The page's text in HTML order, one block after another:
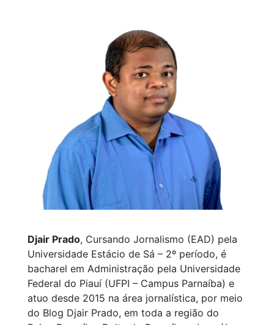
Djair Prado, Cursando Jornalismo (EAD) pela
Universidade Estácio de Sá – 2º período, é
bacharel em Administração pela Universidade
Federal do Piauí (UFPI – Campus Parnaíba) e
atuo desde 2015 na área jornalística, por meio
do Blog Djair Prado, em toda a região do